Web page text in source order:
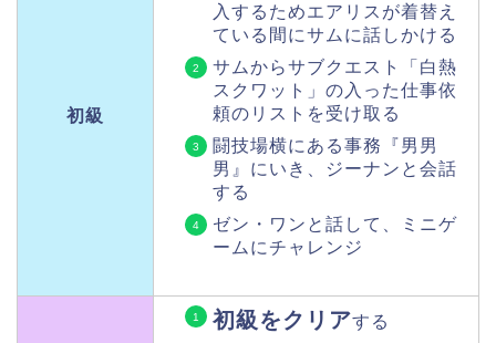
初級
入するためエアリスが着替え
ている間にサムに話しかける
サムからサブクエスト「白熱
スクワット」の入った仕事依
頼のリストを受け取る
闘技場横にある事務『男男
男』にいき、ジーナンと会話
する
ゼン・ワンと話して、ミニゲ
ームにチャレンジ
初級をクリアする